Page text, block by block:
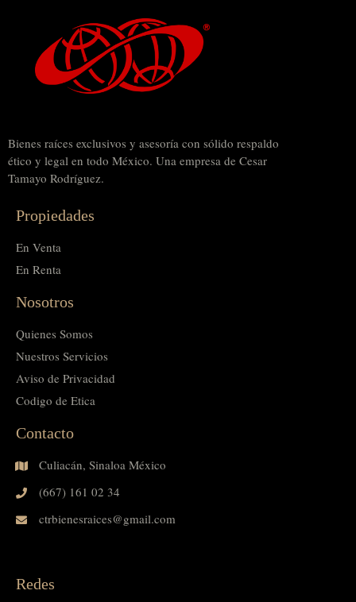
Bienes raíces exclusivos y asesoría con sólido respaldo
ético y legal en todo México. Una empresa de Cesar
Tamayo Rodríguez.
Propiedades
En Venta
En Renta
Nosotros
Quienes Somos
Nuestros Servicios
Aviso de Privacidad
Codigo de Etica
Contacto
Culiacán, Sinaloa México
(667) 161 02 34
ctrbienesraices@gmail.com
Redes